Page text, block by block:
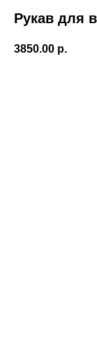
Рукав для
3850.00 р.